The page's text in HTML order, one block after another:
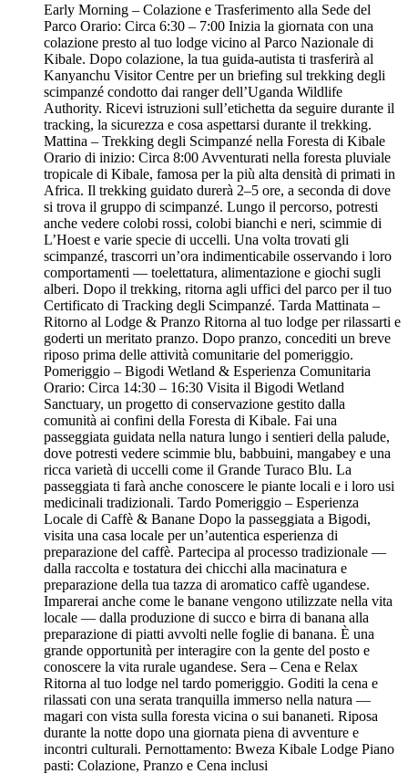
Early Morning – Colazione e Trasferimento alla Sede del
Parco Orario: Circa 6:30 – 7:00 Inizia la giornata con una
colazione presto al tuo lodge vicino al Parco Nazionale di
Kibale. Dopo colazione, la tua guida-autista ti trasferirà al
Kanyanchu Visitor Centre per un briefing sul trekking degli
scimpanzé condotto dai ranger dell’Uganda Wildlife
Authority. Ricevi istruzioni sull’etichetta da seguire durante il
tracking, la sicurezza e cosa aspettarsi durante il trekking.
Mattina – Trekking degli Scimpanzé nella Foresta di Kibale
Orario di inizio: Circa 8:00 Avventurati nella foresta pluviale
tropicale di Kibale, famosa per la più alta densità di primati in
Africa. Il trekking guidato durerà 2–5 ore, a seconda di dove
si trova il gruppo di scimpanzé. Lungo il percorso, potresti
anche vedere colobi rossi, colobi bianchi e neri, scimmie di
L’Hoest e varie specie di uccelli. Una volta trovati gli
scimpanzé, trascorri un’ora indimenticabile osservando i loro
comportamenti — toelettatura, alimentazione e giochi sugli
alberi. Dopo il trekking, ritorna agli uffici del parco per il tuo
Certificato di Tracking degli Scimpanzé. Tarda Mattinata –
Ritorno al Lodge & Pranzo Ritorna al tuo lodge per rilassarti e
goderti un meritato pranzo. Dopo pranzo, concediti un breve
riposo prima delle attività comunitarie del pomeriggio.
Pomeriggio – Bigodi Wetland & Esperienza Comunitaria
Orario: Circa 14:30 – 16:30 Visita il Bigodi Wetland
Sanctuary, un progetto di conservazione gestito dalla
comunità ai confini della Foresta di Kibale. Fai una
passeggiata guidata nella natura lungo i sentieri della palude,
dove potresti vedere scimmie blu, babbuini, mangabey e una
ricca varietà di uccelli come il Grande Turaco Blu. La
passeggiata ti farà anche conoscere le piante locali e i loro usi
medicinali tradizionali. Tardo Pomeriggio – Esperienza
Locale di Caffè & Banane Dopo la passeggiata a Bigodi,
visita una casa locale per un’autentica esperienza di
preparazione del caffè. Partecipa al processo tradizionale —
dalla raccolta e tostatura dei chicchi alla macinatura e
preparazione della tua tazza di aromatico caffè ugandese.
Imparerai anche come le banane vengono utilizzate nella vita
locale — dalla produzione di succo e birra di banana alla
preparazione di piatti avvolti nelle foglie di banana. È una
grande opportunità per interagire con la gente del posto e
conoscere la vita rurale ugandese. Sera – Cena e Relax
Ritorna al tuo lodge nel tardo pomeriggio. Goditi la cena e
rilassati con una serata tranquilla immerso nella natura —
magari con vista sulla foresta vicina o sui bananeti. Riposa
durante la notte dopo una giornata piena di avventure e
incontri culturali. Pernottamento: Bweza Kibale Lodge Piano
pasti: Colazione, Pranzo e Cena inclusi